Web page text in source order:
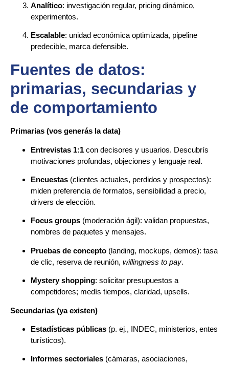
Analítico: investigación regular, pricing dinámico,
experimentos.
Escalable: unidad económica optimizada, pipeline
predecible, marca defensible.
Fuentes de datos:
primarias, secundarias y
de comportamiento
Primarias (vos generás la data)
Entrevistas 1:1 con decisores y usuarios. Descubrís
motivaciones profundas, objeciones y lenguaje real.
Encuestas (clientes actuales, perdidos y prospectos):
miden preferencia de formatos, sensibilidad a precio,
drivers de elección.
Focus groups (moderación ágil): validan propuestas,
nombres de paquetes y mensajes.
Pruebas de concepto (landing, mockups, demos): tasa
de clic, reserva de reunión, willingness to pay.
Mystery shopping: solicitar presupuestos a
competidores; medís tiempos, claridad, upsells.
Secundarias (ya existen)
Estadísticas públicas (p. ej., INDEC, ministerios, entes
turísticos).
Informes sectoriales (cámaras, asociaciones,